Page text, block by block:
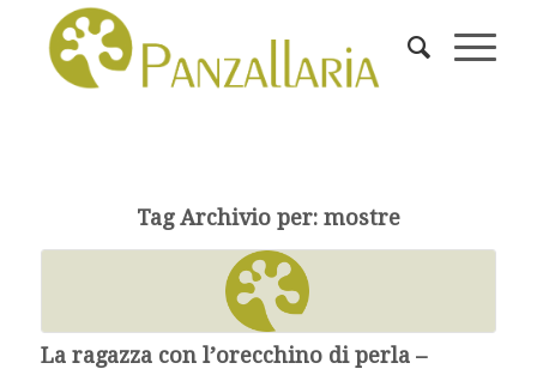
Tag Archivio per: mostre
La ragazza con l’orecchino di perla –